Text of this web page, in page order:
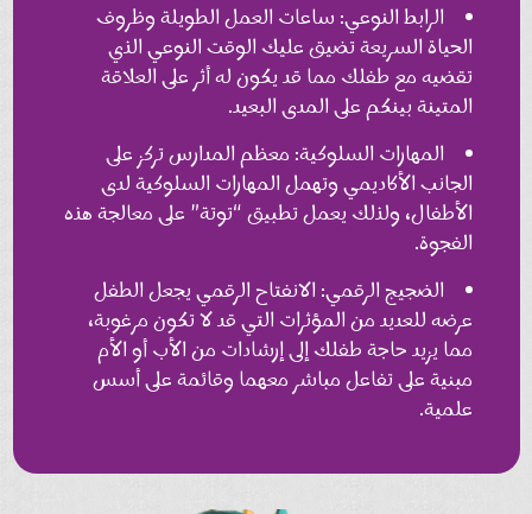
الرابط النوعي: ساعات العمل الطويلة وظروف
الحياة السريعة تضيق عليك الوقت النوعي الذي
تقضيه مع طفلك مما قد يكون له أثر على العلاقة
المتينة بينكم على المدى البعيد.
المهارات السلوكية: معظم المدارس تركز على
الجانب الأكاديمي وتهمل المهارات السلوكية لدى
الأطفال، ولذلك يعمل تطبيق “توتة” على معالجة هذه
الفجوة.
الضجيج الرقمي: الانفتاح الرقمي يجعل الطفل
عرضه للعديد من المؤثرات التي قد لا تكون مرغوبة،
مما يزيد حاجة طفلك إلى إرشادات من الأب أو الأم
مبنية على تفاعل مباشر معهما وقائمة على أسس
علمية.